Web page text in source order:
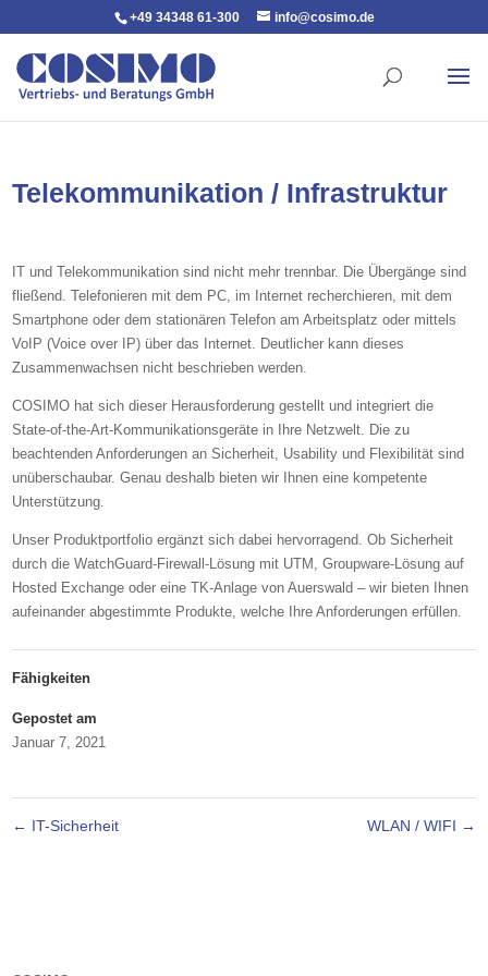
+49 34348 61-300 info@cosimo.de
Telekommunikation / Infrastruktur
IT und Telekommunikation sind nicht mehr trennbar. Die Übergänge sind
fließend. Telefonieren mit dem PC, im Internet recherchieren, mit dem
Smartphone oder dem stationären Telefon am Arbeitsplatz oder mittels
VoIP (Voice over IP) über das Internet. Deutlicher kann dieses
Zusammenwachsen nicht beschrieben werden.
COSIMO hat sich dieser Herausforderung gestellt und integriert die
State-of-the-Art-Kommunikationsgeräte in Ihre Netzwelt. Die zu
beachtenden Anforderungen an Sicherheit, Usability und Flexibilität sind
unüberschaubar. Genau deshalb bieten wir Ihnen eine kompetente
Unterstützung.
Unser Produktportfolio ergänzt sich dabei hervorragend. Ob Sicherheit
durch die WatchGuard-Firewall-Lösung mit UTM, Groupware-Lösung auf
Hosted Exchange oder eine TK-Anlage von Auerswald – wir bieten Ihnen
aufeinander abgestimmte Produkte, welche Ihre Anforderungen erfüllen.
Fähigkeiten
Gepostet am
Januar 7, 2021
← IT-Sicherheit WLAN / WIFI →